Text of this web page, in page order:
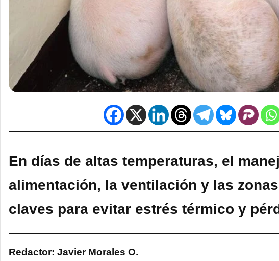
En días de altas temperaturas, el
alimentación, la ventilación y las
claves para evitar estrés térmico y
Redactor: Javier Morales O.